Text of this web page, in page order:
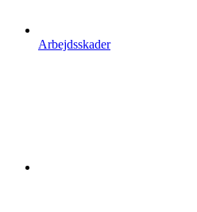
Arbejdsskader